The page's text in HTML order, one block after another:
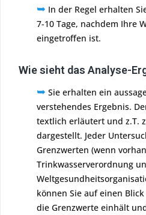
➥ In der Regel erhalten
7-10 Tage, nachdem Ihre
eingetroffen ist.
Wie sieht das Analyse-
➥ Sie erhalten ein
verstehendes Ergebnis.
textlich erläutert und z.T.
dargestellt. Jeder
Grenzwerten (wenn
Trinkwasserverordnung
können Sie auf einen
die Grenzwerte einhält